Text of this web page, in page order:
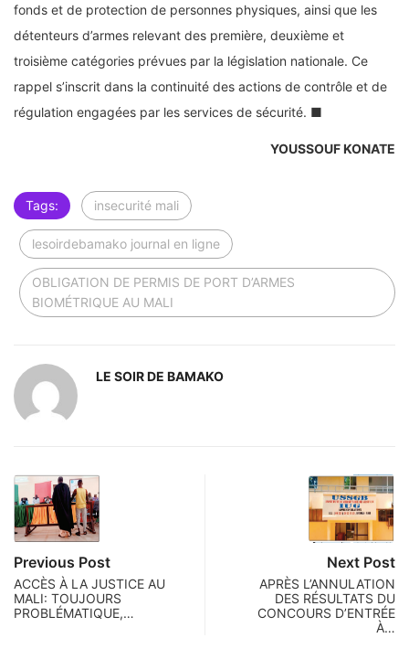
fonds et de protection de personnes physiques, ainsi que les
détenteurs d’armes relevant des première, deuxième et
troisième catégories prévues par la législation nationale. Ce
rappel s’inscrit dans la continuité des actions de contrôle et de
régulation engagées par les services de sécurité. ■
YOUSSOUF KONATE
Tags: insecurité mali
lesoirdebamako journal en ligne
OBLIGATION DE PERMIS DE PORT D’ARMES
BIOMÉTRIQUE AU MALI
LE SOIR DE BAMAKO
Previous Post
ACCÈS À LA JUSTICE AU
MALI: TOUJOURS
PROBLÉMATIQUE,…
Next Post
APRÈS L’ANNULATION
DES RÉSULTATS DU
CONCOURS D’ENTRÉE
À…